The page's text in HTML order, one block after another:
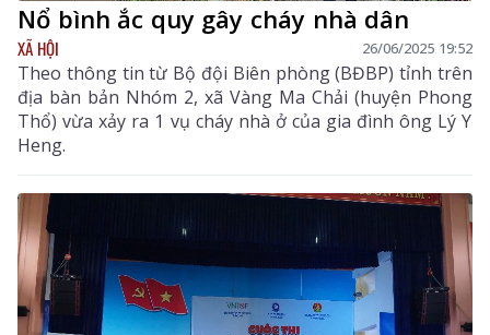
Nổ bình ắc quy gây cháy nhà dân
XÃ HỘI 26/06/2025 19:52
Theo thông tin từ Bộ đội Biên phòng (BĐBP) tỉnh trên
địa bàn bản Nhóm 2, xã Vàng Ma Chải (huyện Phong
Thổ) vừa xảy ra 1 vụ cháy nhà ở của gia đình ông Lý Y
Heng.